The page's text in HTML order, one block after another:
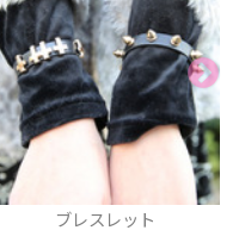
Coco&Ami『アントきは蟻が
10…』(ボーラー)帽子